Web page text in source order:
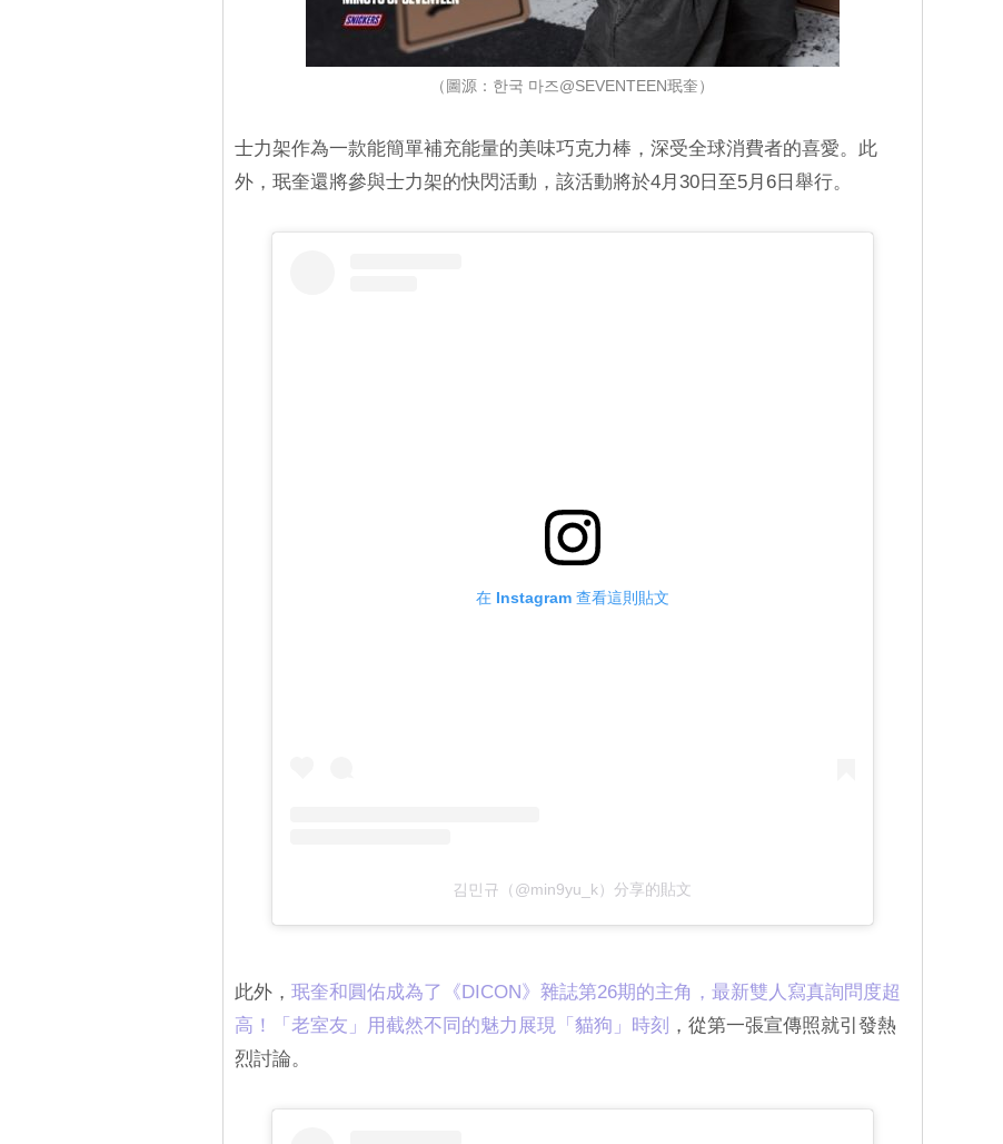
（圖源：한국 마즈@SEVENTEEN珉奎）
士力架作為一款能簡單補充能量的美味巧克力棒，深受全球消費者的喜愛。此
外，珉奎還將參與士力架的快閃活動，該活動將於4月30日至5月6日舉行。
在 Instagram 查看這則貼文
김민규（@min9yu_k）分享的貼文
此外， 珉奎和圓佑成為了《DICON》雜誌第26期的主角，最新雙人寫真詢問度超
高！「老室友」用截然不同的魅力展現「貓狗」時刻 ，從第一張宣傳照就引發熱
烈討論。